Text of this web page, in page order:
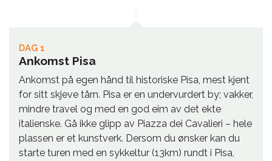
DAG 1
Ankomst Pisa
Ankomst på egen hånd til historiske Pisa, mest kjent
for sitt skjeve tårn. Pisa er en undervurdert by; vakker,
mindre travel og med en god eim av det ekte
italienske. Gå ikke glipp av Piazza dei Cavalieri – hele
plassen er et kunstverk. Dersom du ønsker kan du
starte turen med en sykkeltur (13km) rundt i Pisa,